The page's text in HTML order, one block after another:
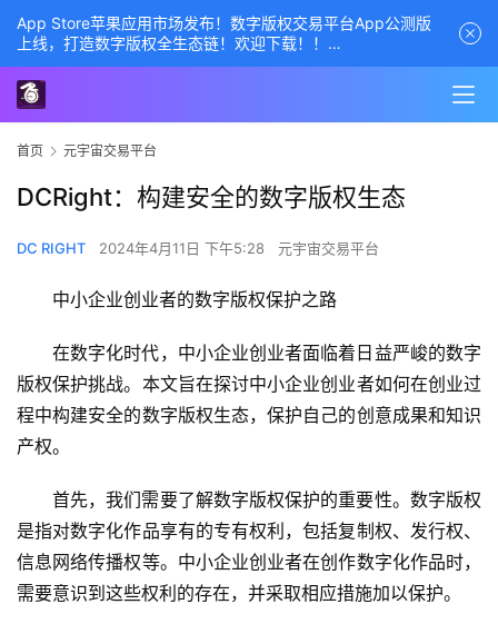
首页 元宇宙交易平台
DCRight：构建安全的数字版权生态
DC RIGHT 2024年4月11日 下午5:28 元宇宙交易平台
中小企业创业者的数字版权保护之路
在数字化时代，中小企业创业者面临着日益严峻的数字
版权保护挑战。本文旨在探讨中小企业创业者如何在创业过
程中构建安全的数字版权生态，保护自己的创意成果和知识
产权。
首先，我们需要了解数字版权保护的重要性。数字版权
是指对数字化作品享有的专有权利，包括复制权、发行权、
信息网络传播权等。中小企业创业者在创作数字化作品时，
需要意识到这些权利的存在，并采取相应措施加以保护。
App Store苹果应用市场发布！数字版权交易平台App公测版
上线，打造数字版权全生态链！欢迎下载！！
商务经理联系方式——数字版权交易平台